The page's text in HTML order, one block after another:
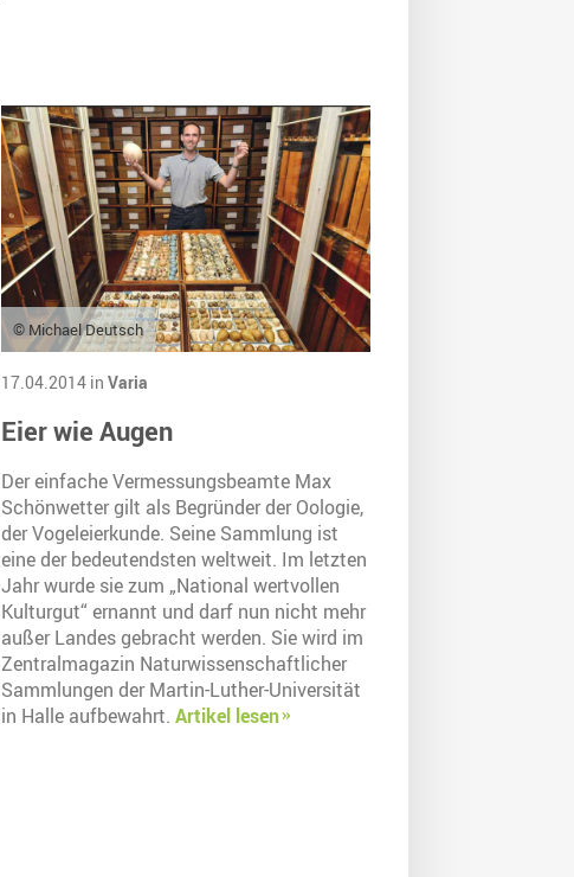
© Michael Deutsch
17.04.2014 in Varia
Eier wie Augen
Der einfache Vermessungsbeamte Max
Schönwetter gilt als Begründer der Oologie,
der Vogeleierkunde. Seine Sammlung ist
eine der bedeutendsten weltweit. Im letzten
Jahr wurde sie zum „National wertvollen
Kulturgut“ ernannt und darf nun nicht mehr
außer Landes gebracht werden. Sie wird im
Zentralmagazin Naturwissenschaftlicher
Sammlungen der Martin-Luther-Universität
in Halle aufbewahrt. Artikel lesen